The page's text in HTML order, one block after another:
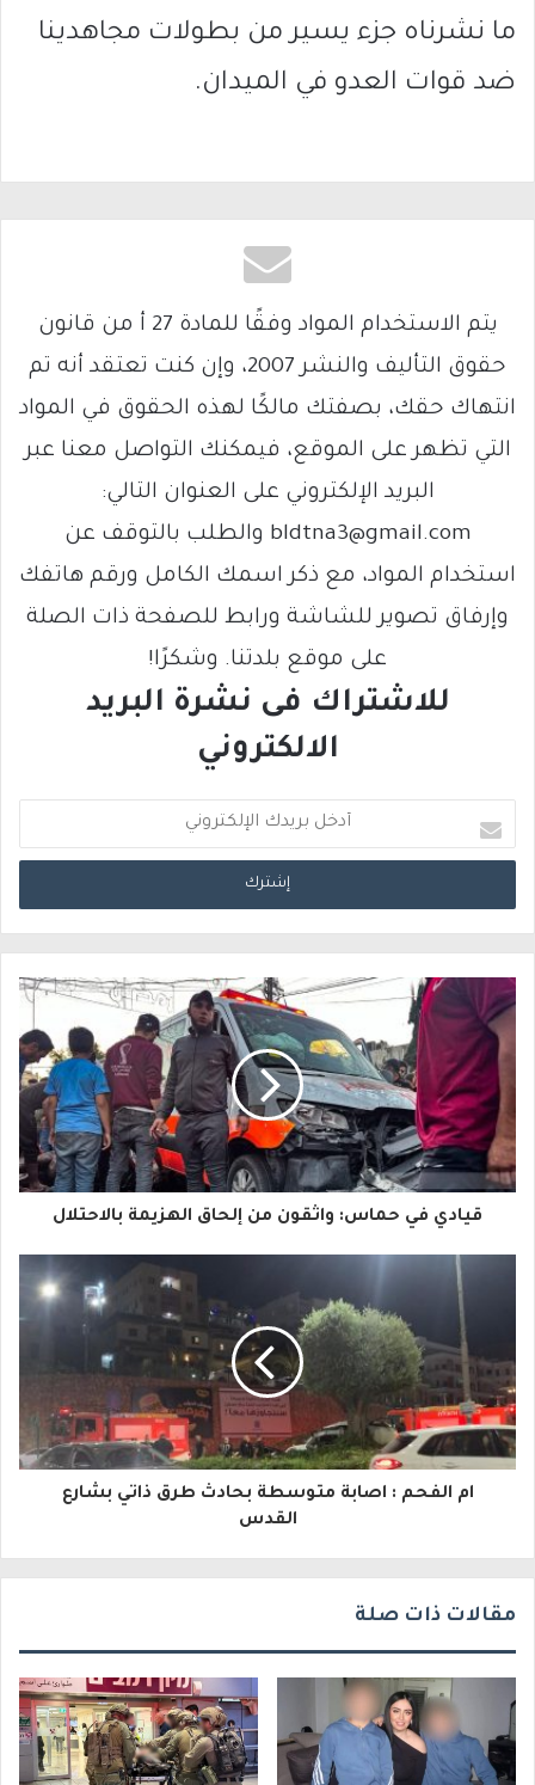
ما نشرناه جزء يسير من بطولات مجاهدينا
ضد قوات العدو في الميدان.
يتم الاستخدام المواد وفقًا للمادة 27 أ من قانون
حقوق التأليف والنشر 2007، وإن كنت تعتقد أنه تم
انتهاك حقك، بصفتك مالكًا لهذه الحقوق في المواد
التي تظهر على الموقع، فيمكنك التواصل معنا عبر
البريد الإلكتروني على العنوان التالي:
bldtna3@gmail.com والطلب بالتوقف عن
استخدام المواد، مع ذكر اسمك الكامل ورقم هاتفك
وإرفاق تصوير للشاشة ورابط للصفحة ذات الصلة
على موقع بلدتنا. وشكرًا!
للاشتراك فى نشرة البريد
الالكتروني
د
خ
ب
ر
ك
ا
ك
ت
ر
قيادي في حماس: واثقون من إلحاق الهزيمة بالاحتلال
ام الفحم : اصابة متوسطة بحادث طرق ذاتي بشارع
القدس
مقالات ذات صلة